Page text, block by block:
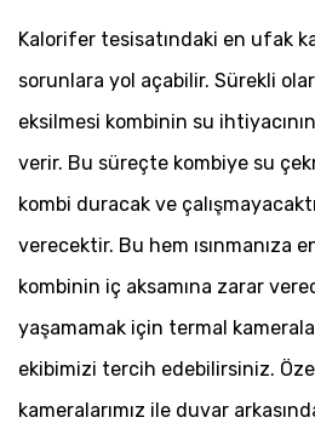
Kalorifer tesisatındaki en ufak
sorunlara yol açabilir. Sürekli
eksilmesi kombinin su
verir. Bu süreçte kombiye su
kombi duracak ve
verecektir. Bu hem ısınmanıza
kombinin iç aksamına zarar
yaşamamak için termal
ekibimizi tercih edebilirsiniz.
kameralarımız ile duvar